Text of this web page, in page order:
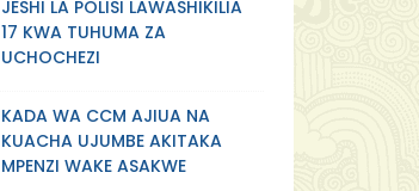
JESHI LA POLISI LAWASHIKILIA
17 KWA TUHUMA ZA
UCHOCHEZI
KADA WA CCM AJIUA NA
KUACHA UJUMBE AKITAKA
MPENZI WAKE ASAKWE